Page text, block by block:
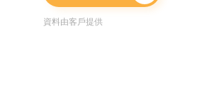
資料由客戶提供